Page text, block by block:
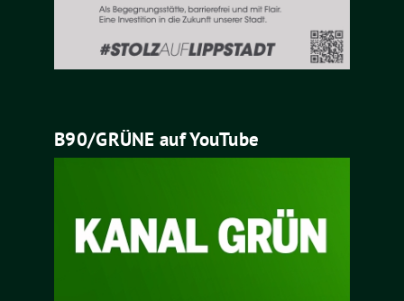
B90/GRÜNE auf YouTube